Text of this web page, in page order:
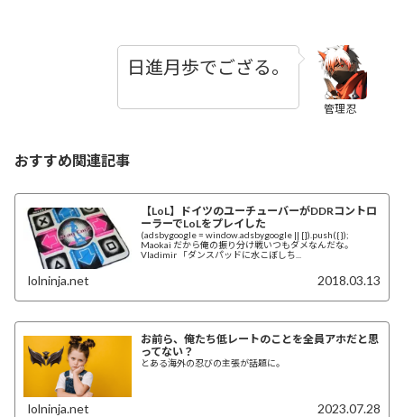
管理忍
日進月歩でござる。
おすすめ関連記事
【LoL】ドイツのユーチューバーがDDRコントロ
ーラーでLoLをプレイした
(adsbygoogle = window.adsbygoogle || []).push({});
Maokai だから俺の振り分け戦いつもダメなんだな。
Vladimir 「ダンスパッドに水こぼしち...
lolninja.net 2018.03.13
お前ら、俺たち低レートのことを全員アホだと思
ってない？
とある海外の忍びの主張が話題に。
lolninja.net 2023.07.28